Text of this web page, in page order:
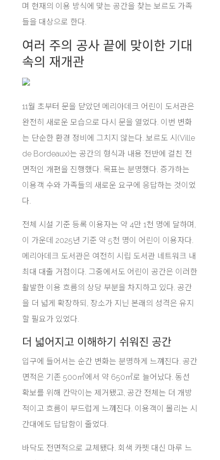
며 현재의 이용 방식에 맞는 공간을 찾는 보르도 가족
들을 대상으로 한다.
여러 주의 공사 끝에 맞이한 기대
속의 재개관
11월 초부터 문을 닫았던 메리아데크 어린이 도서관은
완전히 새로운 모습으로 다시 문을 열었다. 이번 변화
는 단순한 환경 정비에 그치지 않는다. 보르도 시(Ville
de Bordeaux)는 공간의 형식과 내용 전반에 걸친 전
면적인 개편을 진행했다. 목표는 분명했다. 증가하는
이용객 수와 가족들의 새로운 요구에 응답하는 것이었
다.
전체 시설 기준 등록 이용자는 약 4만 1천 명에 달하며,
이 가운데 2025년 기준 약 5천 명이 어린이 이용자다.
메리아데크 도서관은 여전히 시립 도서관 네트워크 내
최대 대출 거점이다. 그중에서도 어린이 공간은 이러한
활발한 이용 흐름의 상당 부분을 차지하고 있다. 공간
을 더 넓게 확장하되, 장소가 지닌 본래의 성격은 유지
할 필요가 있었다.
더 넓어지고 이해하기 쉬워진 공간
입구에 들어서는 순간 변화는 분명하게 느껴진다. 공간
면적은 기존 500㎡에서 약 650㎡로 늘어났다. 동선
확보를 위해 칸막이는 제거됐고, 공간 전체는 더 개방
적이고 흐름이 부드럽게 느껴진다. 이용객이 몰리는 시
간대에도 답답함이 줄었다.
바닥도 전면적으로 교체됐다. 회색 카펫 대신 마루 느